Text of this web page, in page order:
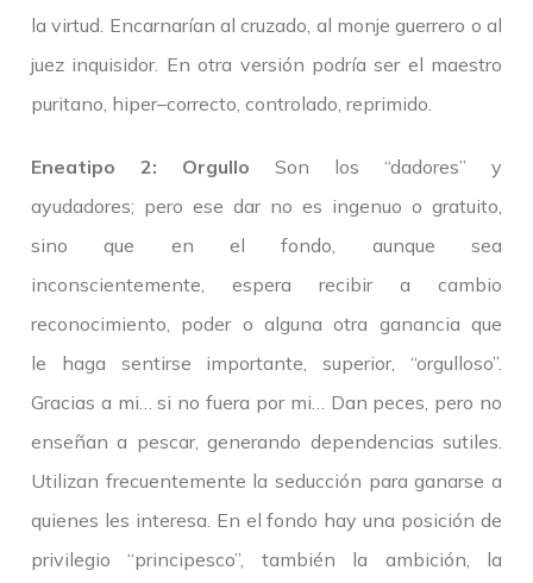
la virtud. Encarnarían al cruzado, al monje guerrero o al
juez inquisidor. En otra versión podría ser el maestro
puritano, hiper–correcto, controlado, reprimido.
Eneatipo 2: Orgullo Son los “dadores” y
ayudadores; pero ese dar no es ingenuo o gratuito,
sino que en el fondo, aunque sea
inconscientemente, espera recibir a cambio
reconocimiento, poder o alguna otra ganancia que
le haga sentirse importante, superior, “orgulloso”.
Gracias a mi… si no fuera por mi… Dan peces, pero no
enseñan a pescar, generando dependencias sutiles.
Utilizan frecuentemente la seducción para ganarse a
quienes les interesa. En el fondo hay una posición de
privilegio “principesco”, también la ambición, la